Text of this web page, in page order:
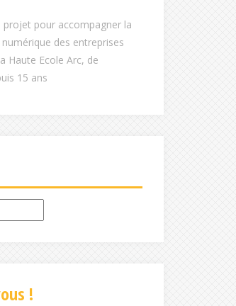
projet pour accompagner la
des entreprises
Haute Ecole Arc, de
15 ans
!